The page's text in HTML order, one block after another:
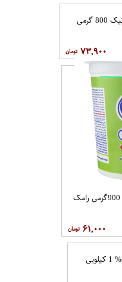
ماست سبو کم چرب پروبیوتیک 800 گرمی
۷۳,۹۰۰
۶۱,۰۰۰
ماست جرسی خامه ای 8% 1 کیلویی